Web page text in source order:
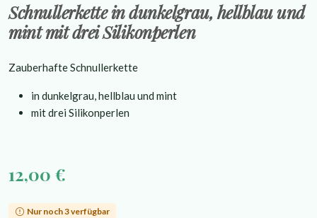
Schnullerkette in dunkelgrau, hellblau und
mint mit drei Silikonperlen
Zauberhafte Schnullerkette
in dunkelgrau, hellblau und mint
mit drei Silikonperlen
12,00 €
Nur noch 3 verfügbar